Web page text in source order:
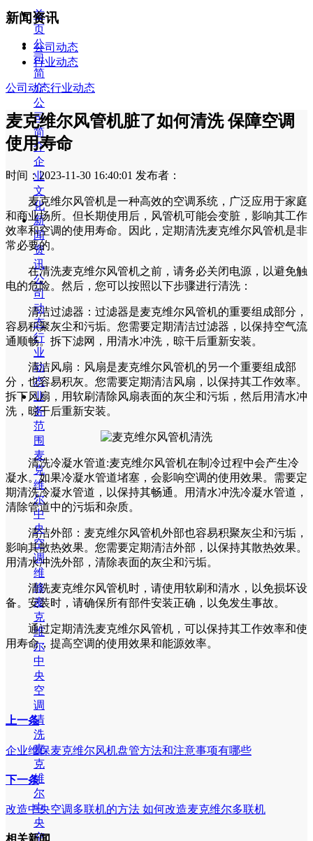
首
页
公
司
简
介
公
司
简
介
企
业
文
化
新
闻
资
讯
公
司
动
态
行
业
动
态
业
务
范
围
麦
克
维
尔
中
央
空
调
维
修
麦
克
维
尔
中
央
空
调
清
洗
麦
克
维
尔
中
央
空
新闻资讯
公司动态
行业动态
公司动态行业动态
麦克维尔风管机脏了如何清洗 保障空调
使用寿命
时间：2023-11-30 16:40:01 发布者：
麦克维尔风管机是一种高效的空调系统，广泛应用于家庭
和商业场所。但长期使用后，风管机可能会变脏，影响其工作
效率和空调的使用寿命。因此，定期清洗麦克维尔风管机是非
常必要的。
在清洗麦克维尔风管机之前，请务必关闭电源，以避免触
电的危险。然后，您可以按照以下步骤进行清洗：
清洁过滤器：过滤器是麦克维尔风管机的重要组成部分，
容易积聚灰尘和污垢。您需要定期清洁过滤器，以保持空气流
通顺畅。拆下滤网，用清水冲洗，晾干后重新安装。
清洁风扇：风扇是麦克维尔风管机的另一个重要组成部
分，也容易积灰。您需要定期清洁风扇，以保持其工作效率。
拆下风扇，用软刷清除风扇表面的灰尘和污垢，然后用清水冲
洗，晾干后重新安装。
清洗冷凝水管道:麦克维尔风管机在制冷过程中会产生冷
凝水。如果冷凝水管道堵塞，会影响空调的使用效果。需要定
期清洗冷凝水管道，以保持其畅通。用清水冲洗冷凝水管道，
清除管道中的污垢和杂质。
清洁外部：麦克维尔风管机外部也容易积聚灰尘和污垢，
影响其散热效果。您需要定期清洁外部，以保持其散热效果。
用清水冲洗外部，清除表面的灰尘和污垢。
清洗麦克维尔风管机时，请使用软刷和清水，以免损坏设
备。安装时，请确保所有部件安装正确，以免发生事故。
通过定期清洗麦克维尔风管机，可以保持其工作效率和使
用寿命，提高空调的使用效果和能源效率。
上一条
企业维保麦克维尔风机盘管方法和注意事项有哪些
下一条
改造中央空调多联机的方法 如何改造麦克维尔多联机